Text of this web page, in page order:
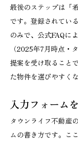
最後のステップは「
です。登録されてい
のみで、公式FAQに
（2025年7月時点・
提案を受け取ること
た物件を選びやすく
入力フォーム
タウンライフ不動産
ムの書き方です。こ